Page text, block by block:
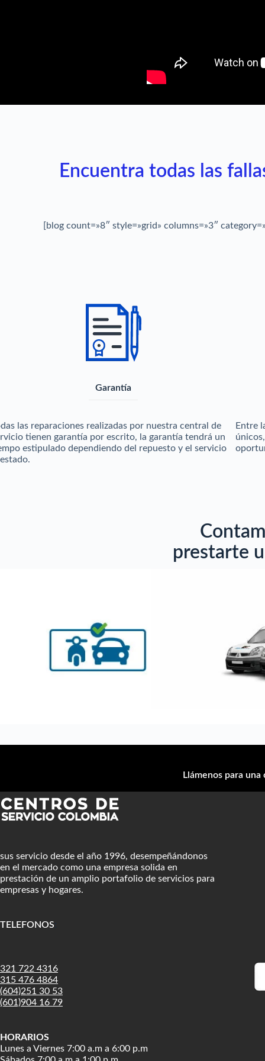
Encuentra todas las
[blog count=»8″ style=»grid» columns=»3″
Garantía
las reparaciones realizadas por nuestra central de
tienen garantía por escrito, la garantía tendrá un
estipulado dependiendo del repuesto y el servicio
Entre
prestarte
Llámenos para
sus servicio desde el año 1996, desempeñándonos
en el mercado como una empresa solida en
prestación de un amplio portafolio de servicios para
empresas y hogares.
TELEFONOS
321 722 4316
315 476 4864
(604)251 30 53
(601)904 16 79
HORARIOS
Lunes a Viernes 7:00 a.m a 6:00 p.m